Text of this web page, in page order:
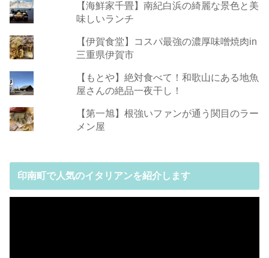
【海鮮家千畳】南紀白浜の綺麗な景色と美
味しいランチ
【伊賀食堂】コスパ最強の濃厚味噌焼肉in
三重県伊賀市
【もとや】絶対食べて！和歌山にある地魚
屋さんの絶品一夜干し！
【第一旭】根強いファンが通う関目のラー
メン屋
印南町で人気のイタリアンを紹介します